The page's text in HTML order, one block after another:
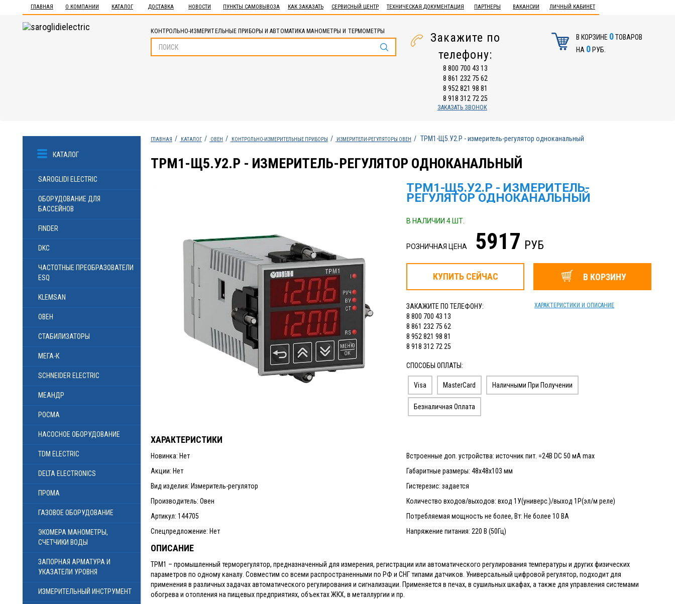
ГЛАВНАЯ О КОМПАНИИ КАТАЛОГ ДОСТАВКА НОВОСТИ ПУНКТЫ САМОВЫВОЗА КАК ЗАКАЗАТЬ СЕРВИСНЫЙ ЦЕНТР ТЕХНИЧЕСКАЯ ДОКУМЕНТАЦИЯ ПАРТНЕРЫ ВАКАНСИИ ЛИЧНЫЙ КАБИНЕТ
КОНТРОЛЬНО-ИЗМЕРИТЕЛЬНЫЕ ПРИБОРЫ И АВТОМАТИКА МАНОМЕТРЫ И ТЕРМОМЕТРЫ
Закажите по
телефону:
8 800 700 43 13
8 861 232 75 62
8 952 821 98 81
8 918 312 72 25
ЗАКАЗАТЬ ЗВОНОК
В КОРЗИНЕ 0ТОВАРОВ
НА 0РУБ.
КАТАЛОГ
SAROGLIDI ELECTRIC
ОБОРУДОВАНИЕ ДЛЯ
БАССЕЙНОВ
FINDER
DKC
ЧАСТОТНЫЕ ПРЕОБРАЗОВАТЕЛИ
ESQ
KLEMSAN
ОВЕН
СТАБИЛИЗАТОРЫ
МЕГА-К
SCHNEIDER ELECTRIC
МЕАНДР
РОСМА
НАСОСНОЕ ОБОРУДОВАНИЕ
TDM ELECTRIC
DELTA ELECTRONICS
ПРОМА
ГАЗОВОЕ ОБОРУДОВАНИЕ
ЭКОМЕРА МАНОМЕТРЫ,
СЧЕТЧИКИ ВОДЫ
ЗАПОРНАЯ АРМАТУРА И
УКАЗАТЕЛИ УРОВНЯ
ИЗМЕРИТЕЛЬНЫЙ ИНСТРУМЕНТ
ГЛАВНАЯ КАТАЛОГ ОВЕН КОНТРОЛЬНО-ИЗМЕРИТЕЛЬНЫЕ ПРИБОРЫ ИЗМЕРИТЕЛИ-РЕГУЛЯТОРЫ ОВЕН ТРМ1-Щ5.У2.Р - измеритель-регулятор одноканальный
ТРМ1-Щ5.У2.Р - ИЗМЕРИТЕЛЬ-РЕГУЛЯТОР ОДНОКАНАЛЬНЫЙ
ТРМ1-Щ5.У2.Р - ИЗМЕРИТЕЛЬ-
РЕГУЛЯТОР ОДНОКАНАЛЬНЫЙ
В НАЛИЧИИ 4 ШТ.
РОЗНИЧНАЯ ЦЕНА 5917 РУБ
КУПИТЬ СЕЙЧАС В КОРЗИНУ
ЗАКАЖИТЕ ПО ТЕЛЕФОНУ:
8 800 700 43 13
8 861 232 75 62
8 952 821 98 81
8 918 312 72 25
ХАРАКТЕРИСТИКИ И ОПИСАНИЕ
СПОСОБЫ ОПЛАТЫ:
Visa MasterCard Наличными При Получении
Безналичная Оплата
ХАРАКТЕРИСТИКИ
Новинка: Нет
Акции: Нет
Вид изделия: Измеритель-регулятор
Производитель: Овен
Артикул: 144705
Спецпредложение: Нет
Встроенные доп. устройства: источник пит. =24В DC 50 мА max
Габаритные размеры: 48x48x103 мм
Гистерезис: задается
Количество входов/выходов: вход 1У(универс.)/выход 1Р(эл/м реле)
Потребляемая мощность не более, Вт: Не более 10 ВА
Напряжение питания: 220 В (50Гц)
ОПИСАНИЕ
ТРМ1 – промышленный терморегулятор, предназначенный для измерения, регистрации или автоматического регулирования температуры и других физических
параметров по одному каналу. Совместим со всеми распространенными по РФ и СНГ типами датчиков. Универсальный цифровой регулятор, подходит для
применения в различных задачах автоматического регулирования и сигнализации. Применяется в печах, в сушильных шкафах, а также для управления системами
обогрева и отопления на пищевых предприятиях, объектах ЖКХ, в металлургии и пр.